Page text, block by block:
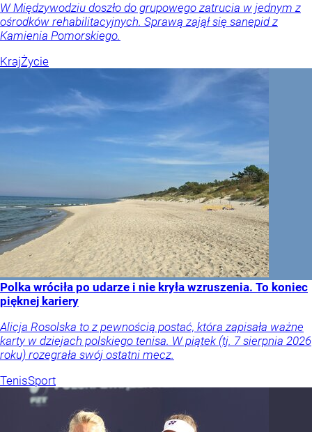
W Międzywodziu doszło do grupowego zatrucia w jednym z
ośrodków rehabilitacyjnych. Sprawą zajął się sanepid z
Kamienia Pomorskiego.
KrajŻycie
Polka wróciła po udarze i nie kryła wzruszenia. To koniec
pięknej kariery
Alicja Rosolska to z pewnością postać, która zapisała ważne
karty w dziejach polskiego tenisa. W piątek (tj. 7 sierpnia 2026
roku) rozegrała swój ostatni mecz.
TenisSport